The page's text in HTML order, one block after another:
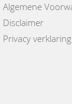
Algemene
Disclaimer
Privacy verklaring